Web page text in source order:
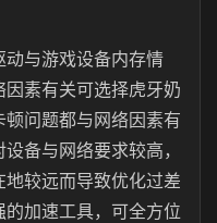
与游戏设备内存情
素有关可选择虎牙奶
问题都与网络因素有
备与网络要求较高，
较远而导致优化过差
加速工具，可全方位